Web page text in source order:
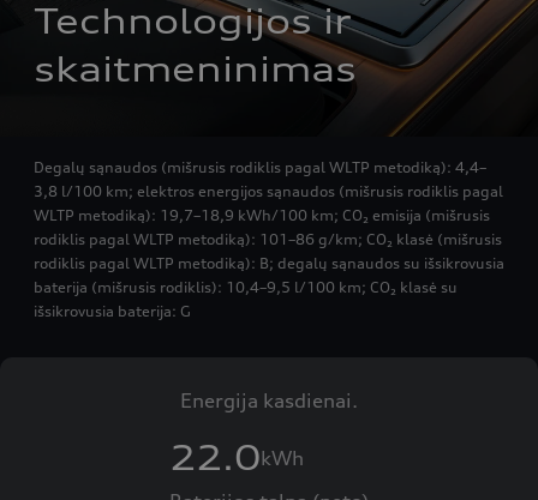
Technologijos ir
skaitmeninimas
Degalų sąnaudos (mišrusis rodiklis pagal WLTP metodiką): 4,4–
3,8 l/100 km; elektros energijos sąnaudos (mišrusis rodiklis pagal
WLTP metodiką): 19,7–18,9 kWh/100 km; CO₂ emisija (mišrusis
rodiklis pagal WLTP metodiką): 101–86 g/km; CO₂ klasė (mišrusis
rodiklis pagal WLTP metodiką): B; degalų sąnaudos su išsikrovusia
baterija (mišrusis rodiklis): 10,4–9,5 l/100 km; CO₂ klasė su
išsikrovusia baterija: G
Energija kasdienai.
22.0kWh